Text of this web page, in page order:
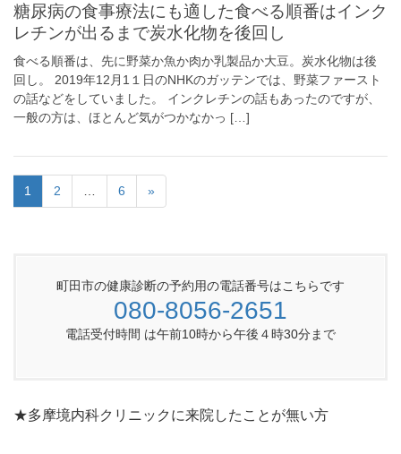
糖尿病の食事療法にも適した食べる順番はインク
レチンが出るまで炭水化物を後回し
食べる順番は、先に野菜か魚か肉か乳製品か大豆。炭水化物は後
回し。 2019年12月1１日のNHKのガッテンでは、野菜ファースト
の話などをしていました。 インクレチンの話もあったのですが、
一般の方は、ほとんど気がつかなかっ […]
1 2 6 »
町田市の健康診断の予約用の電話番号はこちらです
080-8056-2651
電話受付時間 は午前10時から午後４時30分まで
★多摩境内科クリニックに来院したことが無い方